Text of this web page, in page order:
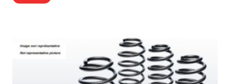
peuvent
être
choisies